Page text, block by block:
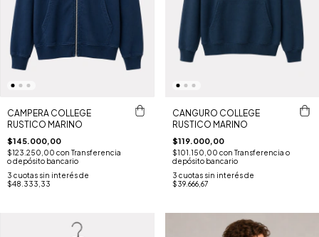
CAMPERA COLLEGE
RUSTICO MARINO
$145.000,00
$123.250,00 con Transferencia
o depósito bancario
3 cuotas sin interés de
$48.333,33
CANGURO COLLEGE
RUSTICO MARINO
$119.000,00
$101.150,00 con Transferencia o
depósito bancario
3 cuotas sin interés de
$39.666,67